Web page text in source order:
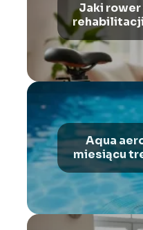
Jaki
Aqua
miesiącu